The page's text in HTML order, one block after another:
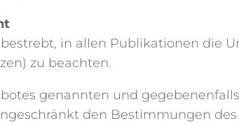
in allen Publikationen die
zu beachten.
genannten und
den Bestimmungen